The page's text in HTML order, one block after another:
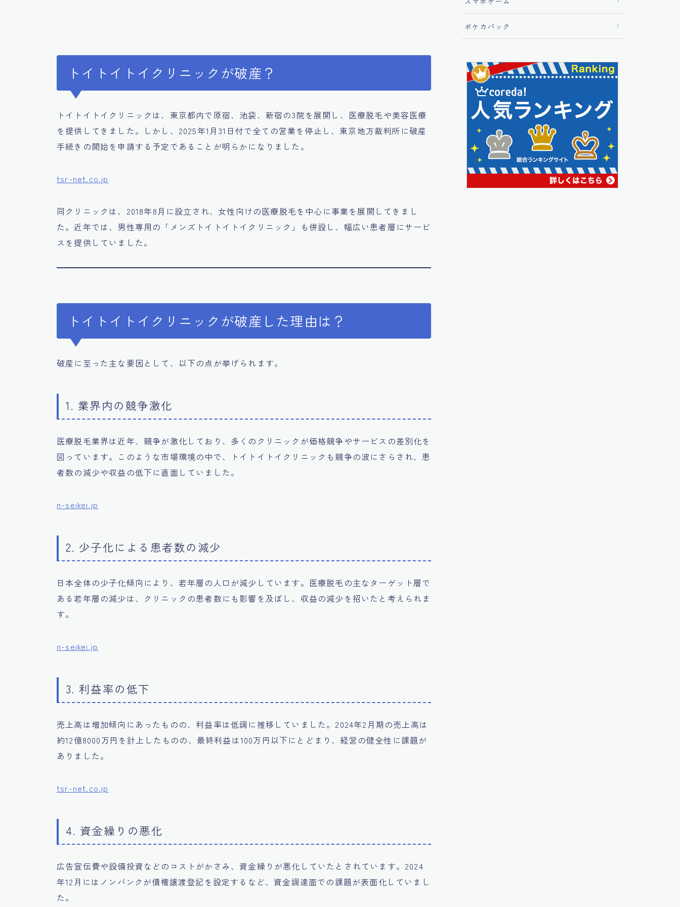
トイトイトイクリニックが破産？
トイトイトイクリニックは、東京都内で原宿、池袋、新宿の3院を展開し、医療脱毛や美容医療
を提供してきました。しかし、2025年1月31日付で全ての営業を停止し、東京地方裁判所に破産
手続きの開始を申請する予定であることが明らかになりました。
tsr-net.co.jp
同クリニックは、2018年8月に設立され、女性向けの医療脱毛を中心に事業を展開してきまし
た。近年では、男性専用の「メンズトイトイトイクリニック」も併設し、幅広い患者層にサービ
スを提供していました。
トイトイトイクリニックが破産した理由は？
破産に至った主な要因として、以下の点が挙げられます。
1. 業界内の競争激化
医療脱毛業界は近年、競争が激化しており、多くのクリニックが価格競争やサービスの差別化を
図っています。このような市場環境の中で、トイトイトイクリニックも競争の波にさらされ、患
者数の減少や収益の低下に直面していました。
n-seikei.jp
2. 少子化による患者数の減少
日本全体の少子化傾向により、若年層の人口が減少しています。医療脱毛の主なターゲット層で
ある若年層の減少は、クリニックの患者数にも影響を及ぼし、収益の減少を招いたと考えられま
す。
n-seikei.jp
3. 利益率の低下
売上高は増加傾向にあったものの、利益率は低調に推移していました。2024年2月期の売上高は
約12億8000万円を計上したものの、最終利益は100万円以下にとどまり、経営の健全性に課題が
ありました。
tsr-net.co.jp
4. 資金繰りの悪化
広告宣伝費や設備投資などのコストがかさみ、資金繰りが悪化していたとされています。2024
年12月にはノンバンクが債権譲渡登記を設定するなど、資金調達面での課題が表面化していまし
た。
ポケカパック